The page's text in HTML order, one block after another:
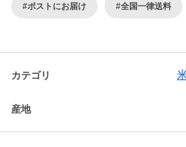
#ポストにお届け #全国一律送料
カテゴリ
産地